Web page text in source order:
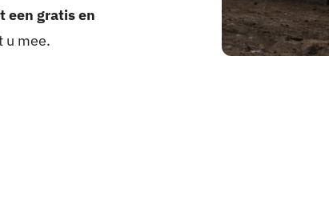
een gratis en
u mee.